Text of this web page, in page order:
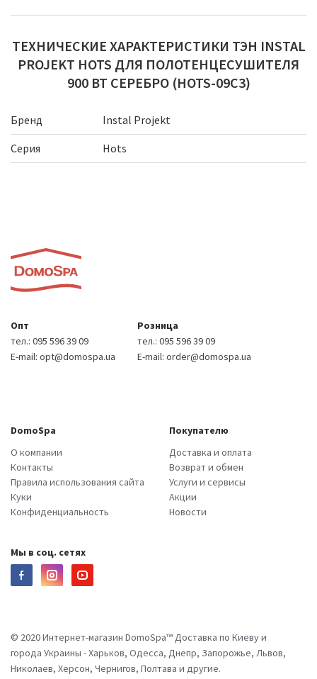
ТЕХНИЧЕСКИЕ ХАРАКТЕРИСТИКИ ТЭН INSTAL
PROJEKT HOTS ДЛЯ ПОЛОТЕНЦЕСУШИТЕЛЯ
900 ВТ СЕРЕБРО (HOTS-09C3)
Бренд
Instal Projekt
Серия
Hots
Опт
тел.: 095 596 39 09
E-mail: opt@domospa.ua
Розница
тел.: 095 596 39 09
E-mail: order@domospa.ua
DomoSpa
О компании
Контакты
Правила использования сайта
Куки
Конфиденциальность
Покупателю
Доставка и оплата
Возврат и обмен
Услуги и сервисы
Акции
Новости
Мы в соц. сетях
© 2020 Интернет-магазин DomoSpa™ Доставка по Киеву и
города Украины - Харьков, Одесса, Днепр, Запорожье, Львов,
Николаев, Херсон, Чернигов, Полтава и другие.